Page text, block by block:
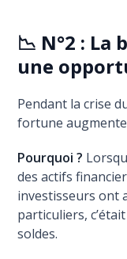
📉 N°2 : La
une
Pendant la crise
fortune
Pourquoi ?
des actifs
investisseurs ont
particuliers,
soldes.